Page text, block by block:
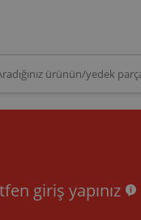
giriş yapınız